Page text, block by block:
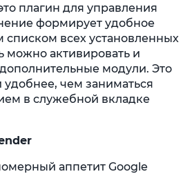
плагин для управления
формирует удобное
всех установленных
можно активировать и
модули. Это
чем заниматься
в служебной вкладке
аппетит Google